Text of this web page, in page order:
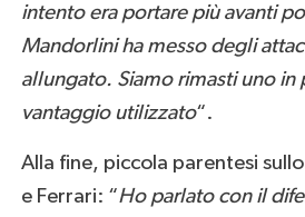
intento era portare più avanti
Mandorlini ha messo degli
allungato. Siamo rimasti uno in
vantaggio utilizzato“.
Alla fine, piccola parentesi
e Ferrari: “Ho parlato con il